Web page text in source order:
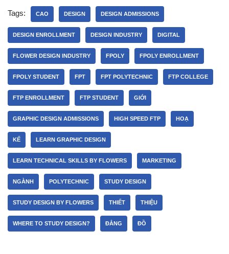
Tags: CAO DESIGN DESIGN ADMISSIONS
DESIGN ENROLLMENT DESIGN INDUSTRY DIGITAL
FLOWER DESIGN INDUSTRY FPOLY FPOLY ENROLLMENT
FPOLY STUDENT FPT FPT POLYTECHNIC FTP COLLEGE
FTP ENROLLMENT FTP STUDENT GIỚI
GRAPHIC DESIGN ADMISSIONS HIGH SPEED FTP HOẠ
KẾ LEARN GRAPHIC DESIGN
LEARN TECHNICAL SKILLS BY FLOWERS MARKETING
NGÀNH POLYTECHNIC STUDY DESIGN
STUDY DESIGN BY FLOWERS THIẾT THIỆU
WHERE TO STUDY DESIGN? ĐẲNG ĐỒ